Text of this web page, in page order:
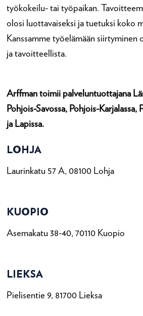
työkokeilu- tai työpaikan.
olosi luottavaiseksi ja tuetuksi koko
Kanssamme työelämään siirtyminen
ja tavoitteellista.
Arffman toimii palveluntuottajana
Pohjois-Savossa, Pohjois-Karjalassa,
ja Lapissa.
LOHJA
Laurinkatu 57 A, 08100 Lohja
KUOPIO
Asemakatu 38-40, 70110 Kuopio
LIEKSA
Pielisentie 9, 81700 Lieksa